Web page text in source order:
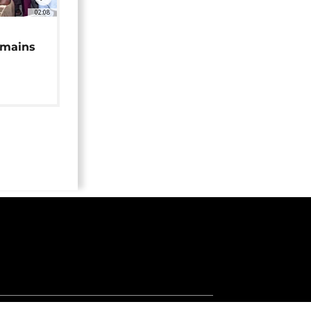
02:08